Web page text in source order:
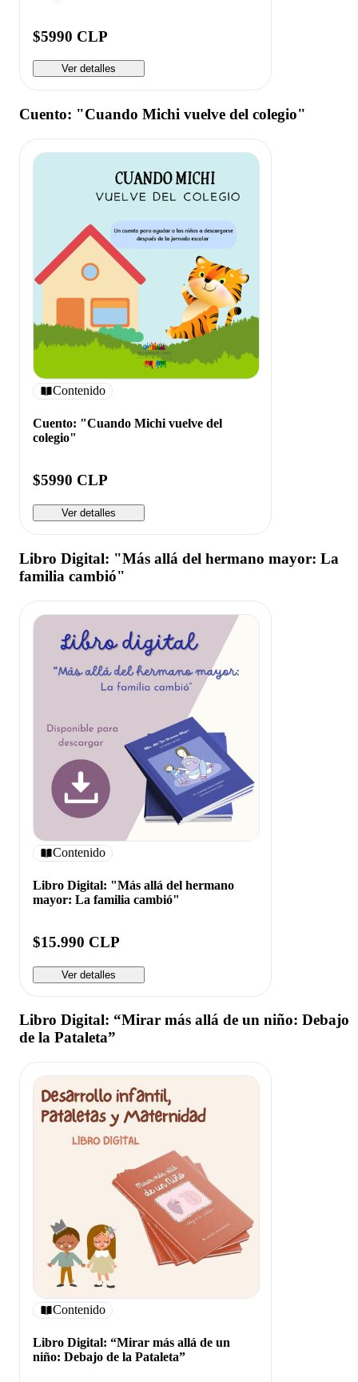
$5990 CLP
Ver detalles
Cuento: "Cuando Michi vuelve del colegio"
Contenido
Cuento: "Cuando Michi vuelve del
colegio"
$5990 CLP
Ver detalles
Libro Digital: "Más allá del hermano mayor: La
familia cambió"
Contenido
Libro Digital: "Más allá del hermano
mayor: La familia cambió"
$15.990 CLP
Ver detalles
Libro Digital: “Mirar más allá de un niño: Debajo
de la Pataleta”
Contenido
Libro Digital: “Mirar más allá de un
niño: Debajo de la Pataleta”